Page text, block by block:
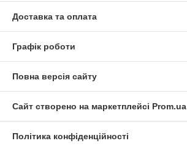
Доставка та оплата
Графік роботи
Повна версія сайту
Сайт створено на маркетплейсі Prom.ua
Політика конфіденційності